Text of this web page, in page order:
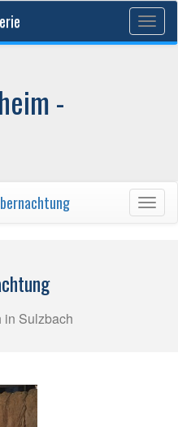
-
in Sulzbach